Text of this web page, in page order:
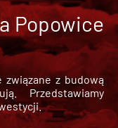
Popowice
z budową
Przedstawiamy